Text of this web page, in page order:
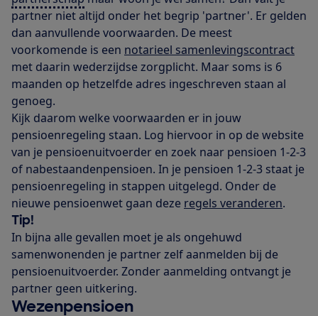
partner niet altijd onder het begrip 'partner'. Er gelden
dan aanvullende voorwaarden. De meest
voorkomende is een notarieel samenlevingscontract
met daarin wederzijdse zorgplicht. Maar soms is 6
maanden op hetzelfde adres ingeschreven staan al
genoeg.
Kijk daarom welke voorwaarden er in jouw
pensioenregeling staan. Log hiervoor in op de website
van je pensioenuitvoerder en zoek naar pensioen 1-2-3
of nabestaandenpensioen. In je pensioen 1-2-3 staat je
pensioenregeling in stappen uitgelegd. Onder de
nieuwe pensioenwet gaan deze regels veranderen.
Tip!
In bijna alle gevallen moet je als ongehuwd
samenwonenden je partner zelf aanmelden bij de
pensioenuitvoerder. Zonder aanmelding ontvangt je
partner geen uitkering.
Wezenpensioen